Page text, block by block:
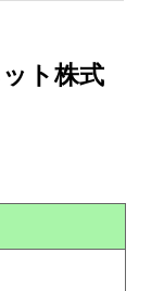
ト株式